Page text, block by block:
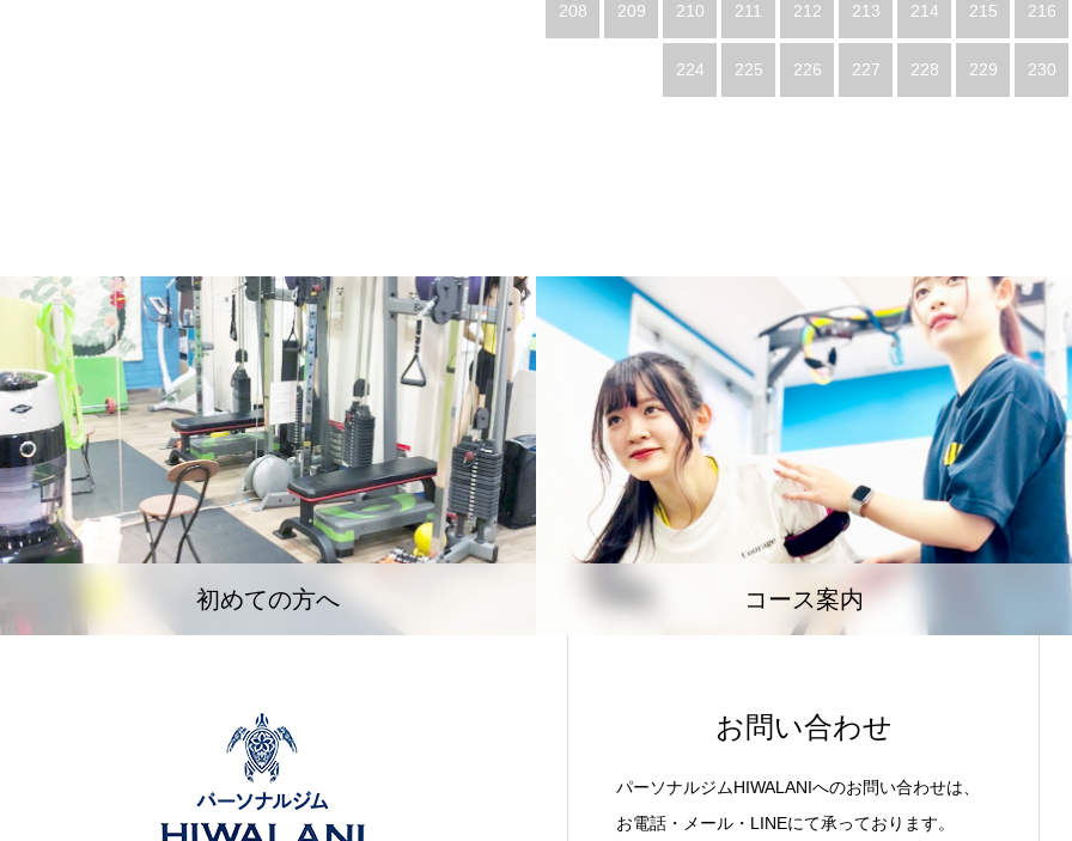
208 209 210 211 212 213 214 215 216
224 225 226 227 228 229 230
初めての方へ コース案内
お問い合わせ
パーソナルジムHIWALANIへのお問い合わせは、
お電話・メール・LINEにて承っております。